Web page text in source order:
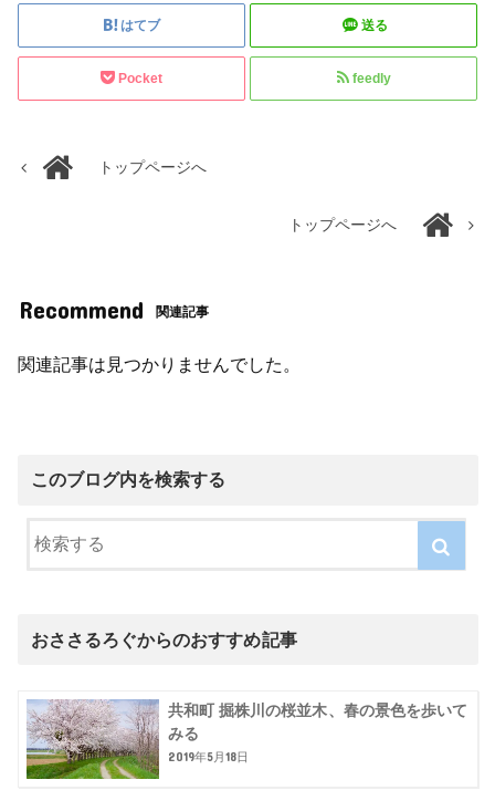
はてブ 送る
Pocket feedly
トップページへ
トップページへ
Recommend 関連記事
関連記事は見つかりませんでした。
このブログ内を検索する
おささるろぐからのおすすめ記事
共和町 掘株川の桜並木、春の景色を歩いて
みる
2019年5月18日